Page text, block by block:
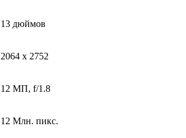
13 дюймов
2064 x 2752
12 МП, f/1.8
12 Млн. пикс.